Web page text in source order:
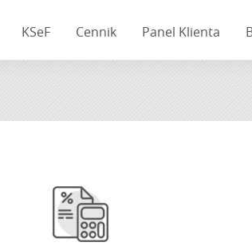
KSeF Cennik Panel Klienta